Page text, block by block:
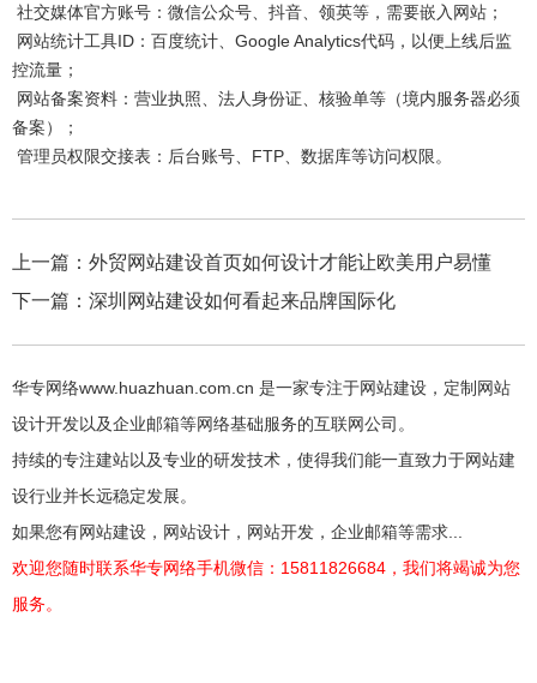
社交媒体官方账号：微信公众号、抖音、领英等，需要嵌入网站；
网站统计工具ID：百度统计、Google Analytics代码，以便上线后监
控流量；
网站备案资料：营业执照、法人身份证、核验单等（境内服务器必须
备案）；
管理员权限交接表：后台账号、FTP、数据库等访问权限。
上一篇： 外贸网站建设首页如何设计才能让欧美用户易懂
下一篇： 深圳网站建设如何看起来品牌国际化
华专网络www.huazhuan.com.cn 是一家专注于网站建设，定制网站
设计开发以及企业邮箱等网络基础服务的互联网公司。
持续的专注建站以及专业的研发技术，使得我们能一直致力于网站建
设行业并长远稳定发展。
如果您有网站建设，网站设计，网站开发，企业邮箱等需求...
欢迎您随时联系华专网络手机微信：15811826684，我们将竭诚为您
服务。